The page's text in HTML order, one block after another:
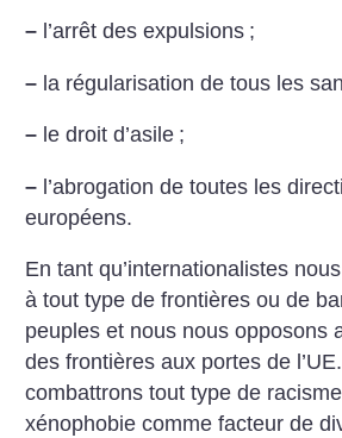
– l’arrêt des expulsions ;
– la régularisation de tous les
– le droit d’asile ;
– l’abrogation de toutes les
européens.
En tant qu’internationalistes
à tout type de frontières ou de
peuples et nous nous opposons
des frontières aux portes de
combattrons tout type de
xénophobie comme facteur de